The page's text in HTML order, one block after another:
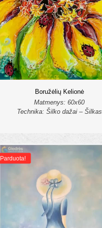
Boružėlių Kelionė
Matmenys: 60x60
Technika: Šilko dažai – Šilkas
Parduota!